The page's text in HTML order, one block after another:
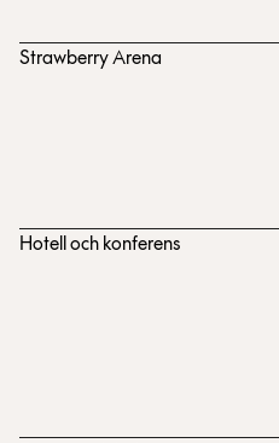
Strawberry Arena
Hotell och konferens